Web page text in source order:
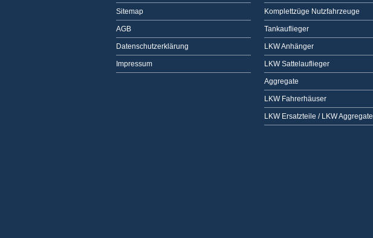
Sitemap
AGB
Datenschutzerklärung
Impressum
Komplettzüge Nutzfahrzeuge
Tankauflieger
LKW Anhänger
LKW Sattelauflieger
Aggregate
LKW Fahrerhäuser
LKW Ersatzteile / LKW Aggregate